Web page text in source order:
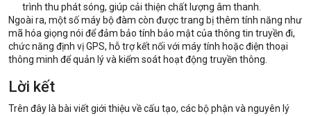
trình thu phát sóng, giúp cải thiện chất lượng âm thanh.
Ngoài ra, một số máy bộ đàm còn được trang bị thêm tính năng như
mã hóa giọng nói để đảm bảo tính bảo mật của thông tin truyền đi,
chức năng định vị GPS, hỗ trợ kết nối với máy tính hoặc điện thoại
thông minh để quản lý và kiểm soát hoạt động truyền thông.
Lời kết
Trên đây là bài viết giới thiệu về cấu tạo, các bộ phận và nguyên lý